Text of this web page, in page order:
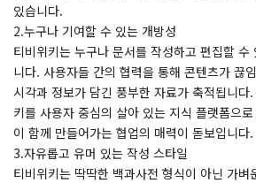
있습니다.
2.누구나 기여할 수 있는 개방성
티비위키는 누구나 문서를 작성하고 편집할 수
니다. 사용자들 간의 협력을 통해 콘텐츠가 끊
시각과 정보가 담긴 풍부한 자료가 축적됩니다
키를 사용자 중심의 살아 있는 지식 플랫폼으
이 함께 만들어가는 협업의 매력이 돋보입니다.
3.자유롭고 유머 있는 작성 스타일
티비위키는 딱딱한 백과사전 형식이 아닌 가벼